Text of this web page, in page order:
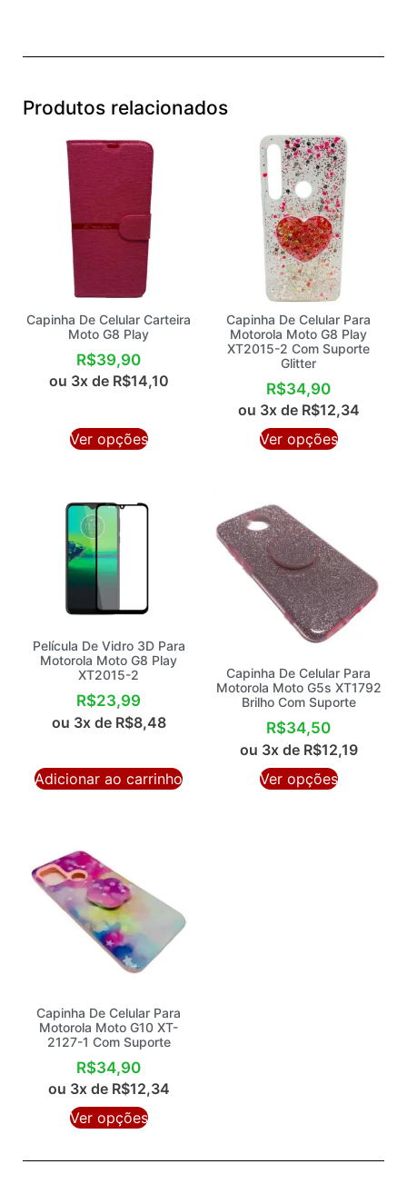
Produtos relacionados
Capinha De Celular Carteira
Moto G8 Play
R$39,90
ou 3x de R$14,10
Ver opções
Capinha De Celular Para
Motorola Moto G8 Play
XT2015-2 Com Suporte
Glitter
R$34,90
ou 3x de R$12,34
Ver opções
Película De Vidro 3D Para
Motorola Moto G8 Play
XT2015-2
R$23,99
ou 3x de R$8,48
Adicionar ao carrinho
Capinha De Celular Para
Motorola Moto G5s XT1792
Brilho Com Suporte
R$34,50
ou 3x de R$12,19
Ver opções
Capinha De Celular Para
Motorola Moto G10 XT-
2127-1 Com Suporte
R$34,90
ou 3x de R$12,34
Ver opções